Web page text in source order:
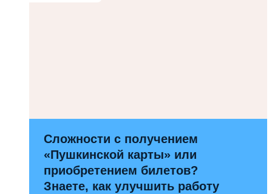
Сложности с получением
«Пушкинской карты» или
приобретением билетов?
Знаете, как улучшить работу